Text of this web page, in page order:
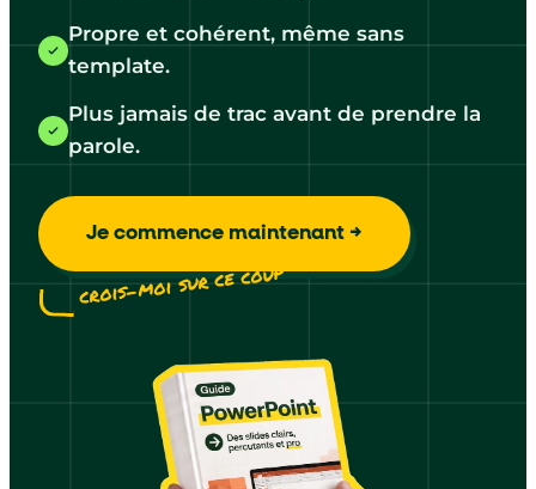
Propre et cohérent, même sans
template.
Plus jamais de trac avant de prendre la
parole.
Je commence maintenant →
crois-moi sur ce coup